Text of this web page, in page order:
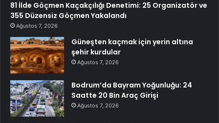
81 İlde Göçmen Kaçakçılığı Denetimi: 25 Organizatör ve
355 Düzensiz Göçmen Yakalandı
Ağustos 7, 2026
Güneşten kaçmak için yerin altına
şehir kurdular
Ağustos 7, 2026
Bodrum’da Bayram Yoğunluğu: 24
Saatte 20 Bin Araç Girişi
Ağustos 7, 2026